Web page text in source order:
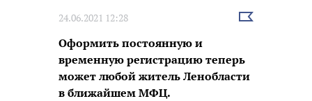
24.06.2021 12:28
Выбрать
Оформить постоянную и
временную регистрацию теперь
может любой житель Ленобласти
в ближайшем МФЦ.